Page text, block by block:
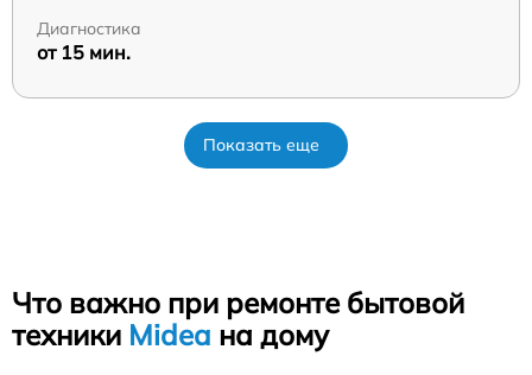
Диагностика
от 15 мин.
Показать еще
Что важно при ремонте бытовой
техники Midea на дому